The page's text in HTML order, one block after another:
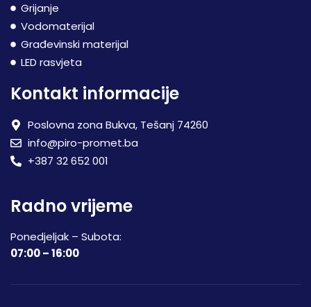
Grijanje
Vodomaterijal
Građevinski materijal
LED rasvjeta
Kontakt informacije
Poslovna zona Bukva, Tešanj 74260
info@piro-promet.ba
+387 32 652 001
Radno vrijeme
Ponedjeljak – Subota:
07:00 – 16:00